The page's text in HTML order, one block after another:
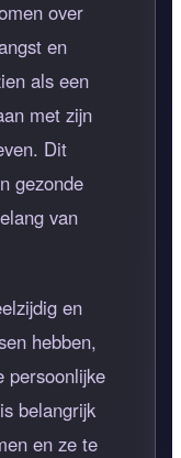
over
en
als een
met zijn
Dit
gezonde
van
en
hebben,
persoonlijke
belangrijk
en ze te